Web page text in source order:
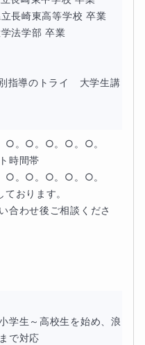
）」を取り入れ、読解力
。
を確実に解けるようにす
彙力をバランス良く強化
きる力を養成します。
実践的な演習を重ねて一
長崎東高等学校 卒業
法学部 卒業
指導のトライ　大学生講
。○。○。○。○。
時間帯
。○。○。○。○。
おります。
合わせ後ご相談くださ
学生～高校生を始め、浪
で対応